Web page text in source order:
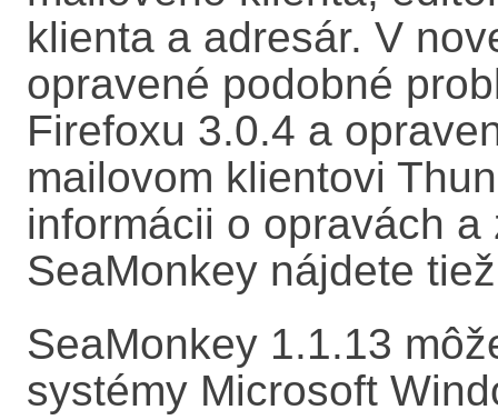
klienta a adresár. V
opravené podobné
Firefoxu 3.0.4 a
mailovom klientovi
informácii o opravách
SeaMonkey nájdete
SeaMonkey 1.1.13
systémy Microsoft